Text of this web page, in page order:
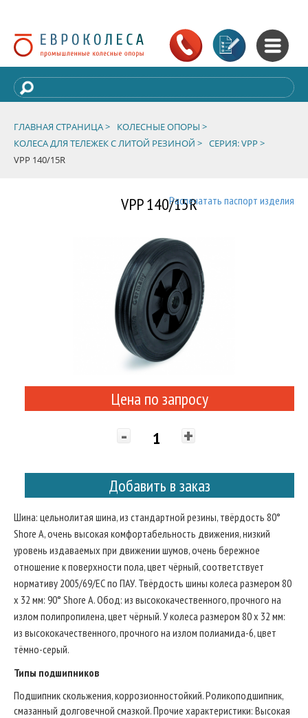
ГЛАВНАЯ СТРАНИЦА >
КОЛЕСНЫЕ ОПОРЫ >
КОЛЕСА ДЛЯ ТЕЛЕЖЕК С ЛИТОЙ РЕЗИНОЙ > СЕРИЯ: VPP >
VPP 140/15R
VPP 140/15RРаспечатать паспорт изделия
Цена по запросу
- +
Добавить в заказ
Шина: цельнолитая шина, из стандартной резины, твёрдость 80°
Shore A, очень высокая комфортабельность движения, низкий
уровень издаваемых при движении шумов, очень бережное
отношение к поверхности пола, цвет чёрный, соответствует
нормативу 2005/69/ЕС по ПАУ. Твёрдость шины колеса размером 80
x 32 мм: 90° Shore A. Обод: из высококачественного, прочного на
излом полипропилена, цвет чёрный. У колеса размером 80 x 32 мм:
из высококачественного, прочного на излом полиамида-6, цвет
тёмно-серый.
Типы подшипников
Подшипник скольжения, коррозионностойкий. Роликоподшипник,
смазанный долговечной смазкой. Прочие характеристики: Высокая